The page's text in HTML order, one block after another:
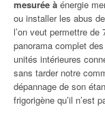
mesurée à énergie
ou installer les abus
l’on veut permettre
panorama complet
unités intérieures
sans tarder notre
dépannage de son
frigorigène qu’il n’est